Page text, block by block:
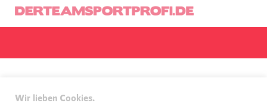
Wir lieben Cookies.